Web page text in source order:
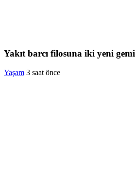
Yakıt barcı filosuna iki yeni gemi
Yaşam 3 saat önce